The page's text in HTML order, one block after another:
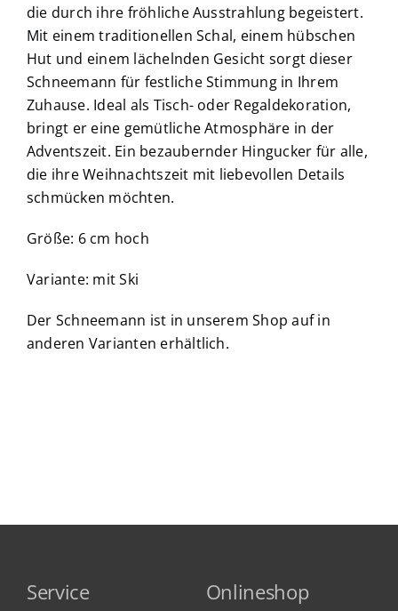
die durch ihre fröhliche Ausstrahlung begeistert.
Mit einem traditionellen Schal, einem hübschen
Hut und einem lächelnden Gesicht sorgt dieser
Schneemann für festliche Stimmung in Ihrem
Zuhause. Ideal als Tisch- oder Regaldekoration,
bringt er eine gemütliche Atmosphäre in der
Adventszeit. Ein bezaubernder Hingucker für alle,
die ihre Weihnachtszeit mit liebevollen Details
schmücken möchten.
Größe: 6 cm hoch
Variante: mit Ski
Der Schneemann ist in unserem Shop auf in
anderen Varianten erhältlich.
Service Onlineshop